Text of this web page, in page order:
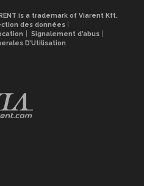
is a trademark of Viarent Kft.
des données
Signalement d’abus
D’Utilisation